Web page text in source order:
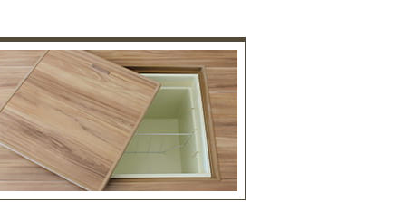
歌山
川越線(657)
吾妻線(46)
日光線( 158)
仙石線(178)
大船渡線(15)
南道路 （3）